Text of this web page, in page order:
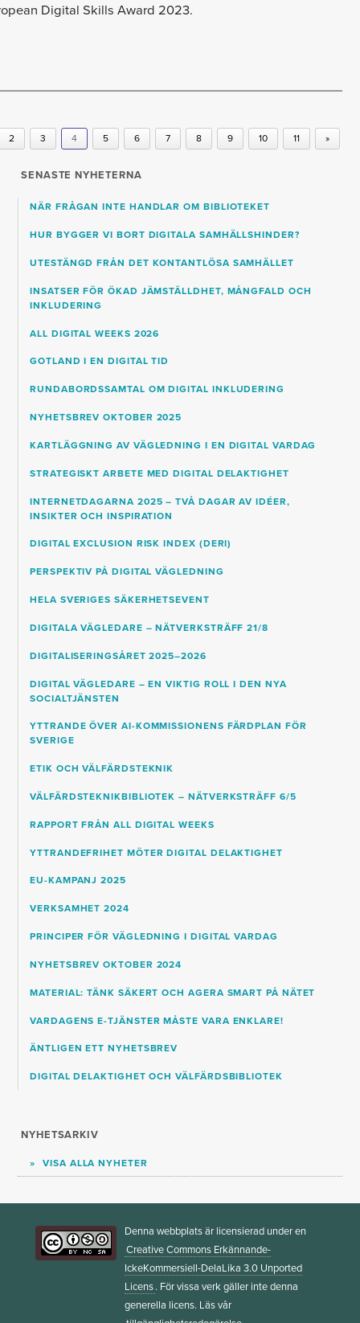
Digital Skills Award 2023.
2 3 4 5 6 7 8 9 10 11 »
SENASTE NYHETERNA
NÄR FRÅGAN INTE HANDLAR OM BIBLIOTEKET
HUR BYGGER VI BORT DIGITALA SAMHÄLLSHINDER?
UTESTÄNGD FRÅN DET KONTANTLÖSA SAMHÄLLET
INSATSER FÖR ÖKAD JÄMSTÄLLDHET, MÅNGFALD OCH
INKLUDERING
ALL DIGITAL WEEKS 2026
GOTLAND I EN DIGITAL TID
RUNDABORDSSAMTAL OM DIGITAL INKLUDERING
NYHETSBREV OKTOBER 2025
KARTLÄGGNING AV VÄGLEDNING I EN DIGITAL VARDAG
STRATEGISKT ARBETE MED DIGITAL DELAKTIGHET
INTERNETDAGARNA 2025 – TVÅ DAGAR AV IDÉER,
INSIKTER OCH INSPIRATION
DIGITAL EXCLUSION RISK INDEX (DERI)
PERSPEKTIV PÅ DIGITAL VÄGLEDNING
HELA SVERIGES SÄKERHETSEVENT
DIGITALA VÄGLEDARE – NÄTVERKSTRÄFF 21/8
DIGITALISERINGSÅRET 2025–2026
DIGITAL VÄGLEDARE – EN VIKTIG ROLL I DEN NYA
SOCIALTJÄNSTEN
YTTRANDE ÖVER AI-KOMMISSIONENS FÄRDPLAN FÖR
SVERIGE
ETIK OCH VÄLFÄRDSTEKNIK
VÄLFÄRDSTEKNIKBIBLIOTEK – NÄTVERKSTRÄFF 6/5
RAPPORT FRÅN ALL DIGITAL WEEKS
YTTRANDEFRIHET MÖTER DIGITAL DELAKTIGHET
EU-KAMPANJ 2025
VERKSAMHET 2024
PRINCIPER FÖR VÄGLEDNING I DIGITAL VARDAG
NYHETSBREV OKTOBER 2024
MATERIAL: TÄNK SÄKERT OCH AGERA SMART PÅ NÄTET
VARDAGENS E-TJÄNSTER MÅSTE VARA ENKLARE!
ÄNTLIGEN ETT NYHETSBREV
DIGITAL DELAKTIGHET OCH VÄLFÄRDSBIBLIOTEK
NYHETSARKIV
VISA ALLA NYHETER
Denna webbplats är licensierad under en
Creative Commons Erkännande-
IckeKommersiell-DelaLika 3.0 Unported
Licens. För vissa verk gäller inte denna
generella licens. Läs vår